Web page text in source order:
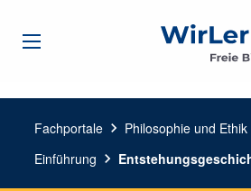
Fachportale chevron_right Philosophie und Ethik
Einführung chevron_right